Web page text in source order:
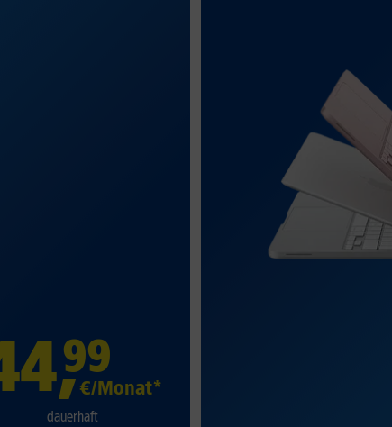
,99
€/Monat*
dauerhaft